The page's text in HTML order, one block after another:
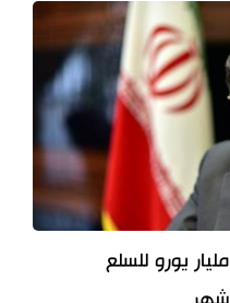
المركزي الايراني: توفير 16 مليار يورو للسلع